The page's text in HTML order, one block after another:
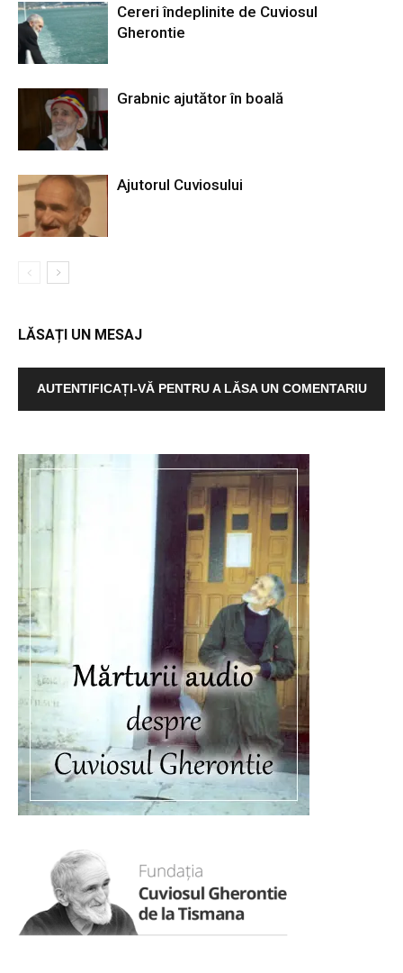
Cereri îndeplinite de Cuviosul
Gherontie
Grabnic ajutător în boală
Ajutorul Cuviosului
LĂSAȚI UN MESAJ
AUTENTIFICAȚI-VĂ PENTRU A LĂSA UN COMENTARIU